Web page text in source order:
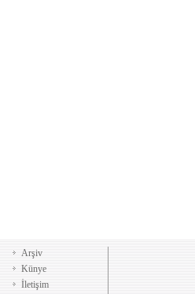
Arşiv
Künye
İletişim